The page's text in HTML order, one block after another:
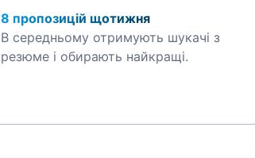
8 пропозицій щотижня
В середньому отримують шукачі з
резюме і обирають найкращі.